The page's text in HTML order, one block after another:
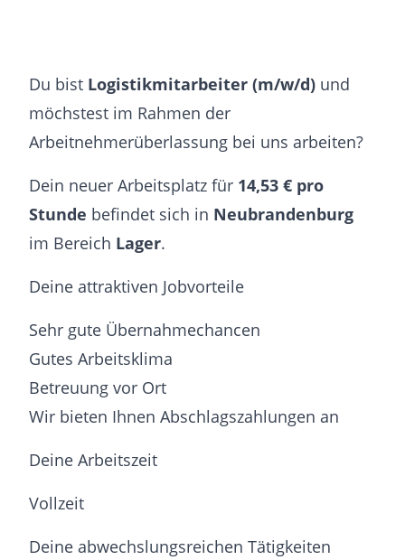
Du bist Logistikmitarbeiter (m/w/d) und
möchstest im Rahmen der
Arbeitnehmerüberlassung bei uns arbeiten?
Dein neuer Arbeitsplatz für 14,53 € pro
Stunde befindet sich in Neubrandenburg
im Bereich Lager.
Deine attraktiven Jobvorteile
Sehr gute Übernahmechancen
Gutes Arbeitsklima
Betreuung vor Ort
Wir bieten Ihnen Abschlagszahlungen an
Deine Arbeitszeit
Vollzeit
Deine abwechslungsreichen Tätigkeiten